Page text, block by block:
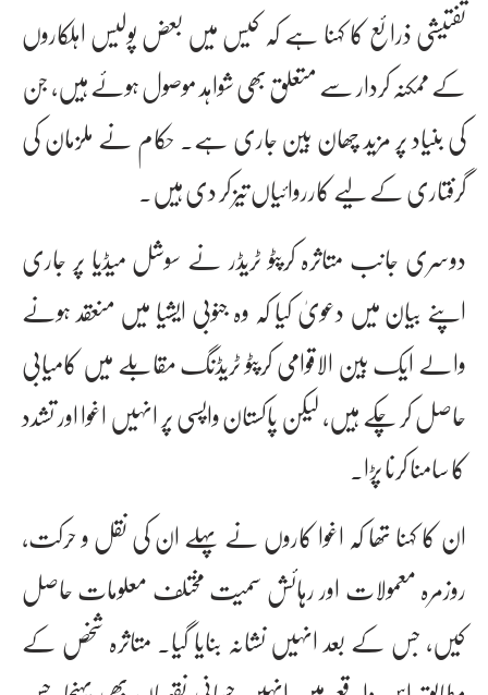
تفتیشی ذرائع کا کہنا ہے کہ کیس میں بعض پولیس اہلکاروں
کے ممکنہ کردار سے متعلق بھی شواہد موصول ہوئے ہیں، جن
کی بنیاد پر مزید چھان بین جاری ہے۔ حکام نے ملزمان کی
گرفتاری کے لیے کارروائیاں تیز کر دی ہیں۔
دوسری جانب متاثرہ کرپٹو ٹریڈر نے سوشل میڈیا پر جاری
اپنے بیان میں دعویٰ کیا کہ وہ جنوبی ایشیا میں منعقد ہونے
والے ایک بین الاقوامی کرپٹو ٹریڈنگ مقابلے میں کامیابی
حاصل کر چکے ہیں، لیکن پاکستان واپسی پر انہیں اغوا اور تشدد
کا سامنا کرنا پڑا۔
ان کا کہنا تھا کہ اغوا کاروں نے پہلے ان کی نقل و حرکت،
روزمرہ معمولات اور رہائش سمیت مختلف معلومات حاصل
کیں، جس کے بعد انہیں نشانہ بنایا گیا۔ متاثرہ شخص کے